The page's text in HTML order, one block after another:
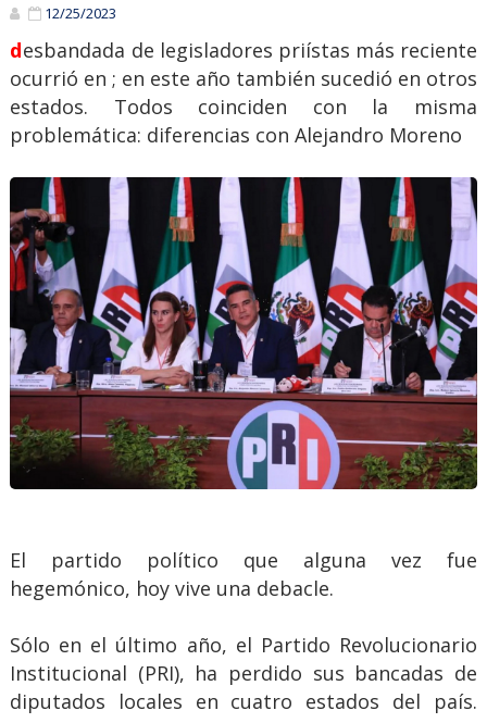
12/25/2023
desbandada de legisladores priístas más reciente
ocurrió en ; en este año también sucedió en otros
estados. Todos coinciden con la misma
problemática: diferencias con Alejandro Moreno
El partido político que alguna vez fue
hegemónico, hoy vive una debacle.
Sólo en el último año, el Partido Revolucionario
Institucional (PRI), ha perdido sus bancadas de
diputados locales en cuatro estados del país.